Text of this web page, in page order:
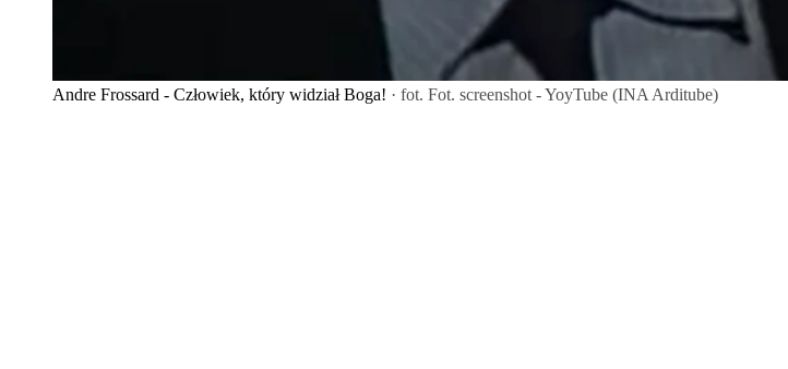
Andre Frossard - Człowiek, który widział Boga! · fot. Fot. screenshot - YoyTube (INA Arditube)